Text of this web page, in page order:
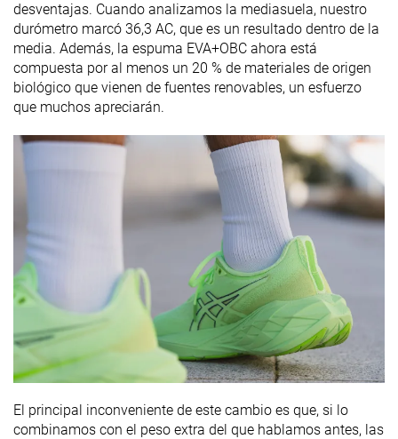
desventajas. Cuando analizamos la mediasuela, nuestro
durómetro marcó 36,3 AC, que es un resultado dentro de la
media. Además, la espuma EVA+OBC ahora está
compuesta por al menos un 20 % de materiales de origen
biológico que vienen de fuentes renovables, un esfuerzo
que muchos apreciarán.
El principal inconveniente de este cambio es que, si lo
combinamos con el peso extra del que hablamos antes, las